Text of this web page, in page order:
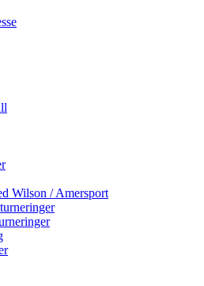
Wilson / Amersport